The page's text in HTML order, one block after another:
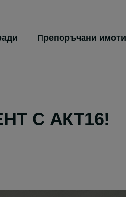
Препоръчани имоти
С АКТ16!